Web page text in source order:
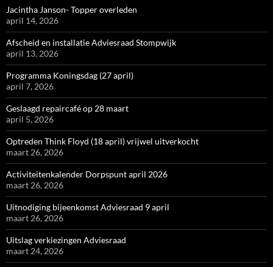
Jacintha Janson- Topper overleden
april 14, 2026
Afscheid en installatie Adviesraad Stompwijk
april 13, 2026
Programma Koningsdag (27 april)
april 7, 2026
Geslaagd repaircafé op 28 maart
april 5, 2026
Optreden Think Floyd (18 april) vrijwel uitverkocht
maart 26, 2026
Activiteitenkalender Dorpspunt april 2026
maart 26, 2026
Uitnodiging bijeenkomst Adviesraad 9 april
maart 26, 2026
Uitslag verkiezingen Adviesraad
maart 24, 2026